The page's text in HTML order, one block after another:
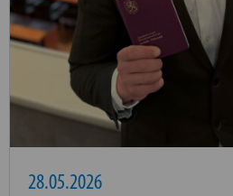
28.05.2026